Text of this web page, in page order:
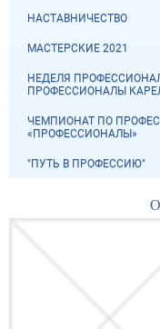
НАСТАВНИЧЕСТВО
МАСТЕРСКИЕ 2021
НЕДЕЛЯ
ПРОФЕССИОНАЛЫ
ЧЕМПИОНАТ ПО
«ПРОФЕССИОНАЛЫ»
"ПУТЬ В ПРОФЕССИЮ"